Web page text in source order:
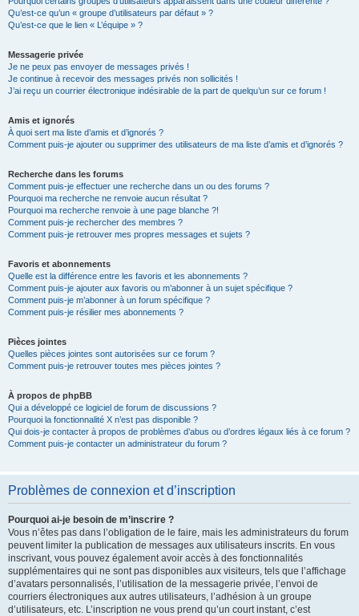
Qu’est-ce qu’un « groupe d’utilisateurs par défaut » ?
Qu’est-ce que le lien « L’équipe » ?
Messagerie privée
Je ne peux pas envoyer de messages privés !
Je continue à recevoir des messages privés non sollicités !
J’ai reçu un courrier électronique indésirable de la part de quelqu’un sur ce forum !
Amis et ignorés
À quoi sert ma liste d’amis et d’ignorés ?
Comment puis-je ajouter ou supprimer des utilisateurs de ma liste d’amis et d’ignorés ?
Recherche dans les forums
Comment puis-je effectuer une recherche dans un ou des forums ?
Pourquoi ma recherche ne renvoie aucun résultat ?
Pourquoi ma recherche renvoie à une page blanche ?!
Comment puis-je rechercher des membres ?
Comment puis-je retrouver mes propres messages et sujets ?
Favoris et abonnements
Quelle est la différence entre les favoris et les abonnements ?
Comment puis-je ajouter aux favoris ou m’abonner à un sujet spécifique ?
Comment puis-je m’abonner à un forum spécifique ?
Comment puis-je résilier mes abonnements ?
Pièces jointes
Quelles pièces jointes sont autorisées sur ce forum ?
Comment puis-je retrouver toutes mes pièces jointes ?
À propos de phpBB
Qui a développé ce logiciel de forum de discussions ?
Pourquoi la fonctionnalité X n’est pas disponible ?
Qui dois-je contacter à propos de problèmes d’abus ou d’ordres légaux liés à ce forum ?
Comment puis-je contacter un administrateur du forum ?
Problèmes de connexion et d’inscription
Pourquoi ai-je besoin de m’inscrire ?
Vous n’êtes pas dans l’obligation de le faire, mais les administrateurs du forum
peuvent limiter la publication de messages aux utilisateurs inscrits. En vous
inscrivant, vous pouvez également avoir accès à des fonctionnalités
supplémentaires qui ne sont pas disponibles aux visiteurs, tels que l’affichage
d’avatars personnalisés, l’utilisation de la messagerie privée, l’envoi de
courriers électroniques aux autres utilisateurs, l’adhésion à un groupe
d’utilisateurs, etc. L’inscription ne vous prend qu’un court instant, c’est